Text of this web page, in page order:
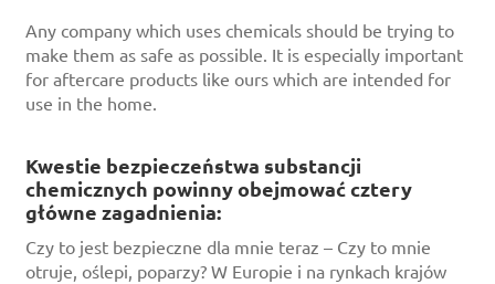
Any company which uses chemicals should be trying to
make them as safe as possible. It is especially important
for aftercare products like ours which are intended for
use in the home.
Kwestie bezpieczeństwa substancji
chemicznych powinny obejmować cztery
główne zagadnienia:
Czy to jest bezpieczne dla mnie teraz – Czy to mnie
otruje, oślepi, poparzy? W Europie i na rynkach krajów